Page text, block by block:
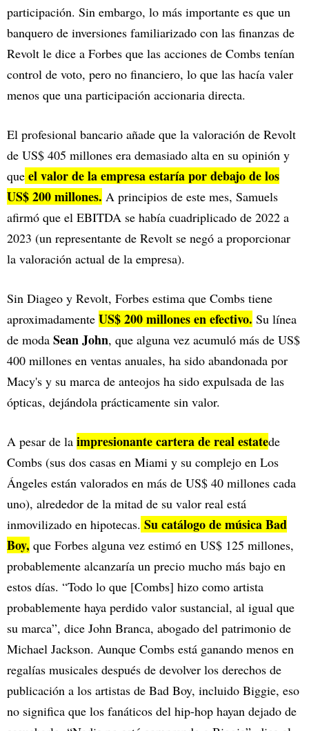
participación. Sin embargo, lo más importante es que un
banquero de inversiones familiarizado con las finanzas de
Revolt le dice a Forbes que las acciones de Combs tenían
control de voto, pero no financiero, lo que las hacía valer
menos que una participación accionaria directa.
El profesional bancario añade que la valoración de Revolt
de US$ 405 millones era demasiado alta en su opinión y
que el valor de la empresa estaría por debajo de los
US$ 200 millones. A principios de este mes, Samuels
afirmó que el EBITDA se había cuadriplicado de 2022 a
2023 (un representante de Revolt se negó a proporcionar
la valoración actual de la empresa).
Sin Diageo y Revolt, Forbes estima que Combs tiene
aproximadamente US$ 200 millones en efectivo. Su línea
de moda Sean John, que alguna vez acumuló más de US$
400 millones en ventas anuales, ha sido abandonada por
Macy's y su marca de anteojos ha sido expulsada de las
ópticas, dejándola prácticamente sin valor.
A pesar de la impresionante cartera de real estatede
Combs (sus dos casas en Miami y su complejo en Los
Ángeles están valorados en más de US$ 40 millones cada
uno), alrededor de la mitad de su valor real está
inmovilizado en hipotecas. Su catálogo de música Bad
Boy, que Forbes alguna vez estimó en US$ 125 millones,
probablemente alcanzaría un precio mucho más bajo en
estos días. “Todo lo que [Combs] hizo como artista
probablemente haya perdido valor sustancial, al igual que
su marca”, dice John Branca, abogado del patrimonio de
Michael Jackson. Aunque Combs está ganando menos en
regalías musicales después de devolver los derechos de
publicación a los artistas de Bad Boy, incluido Biggie, eso
no significa que los fanáticos del hip-hop hayan dejado de